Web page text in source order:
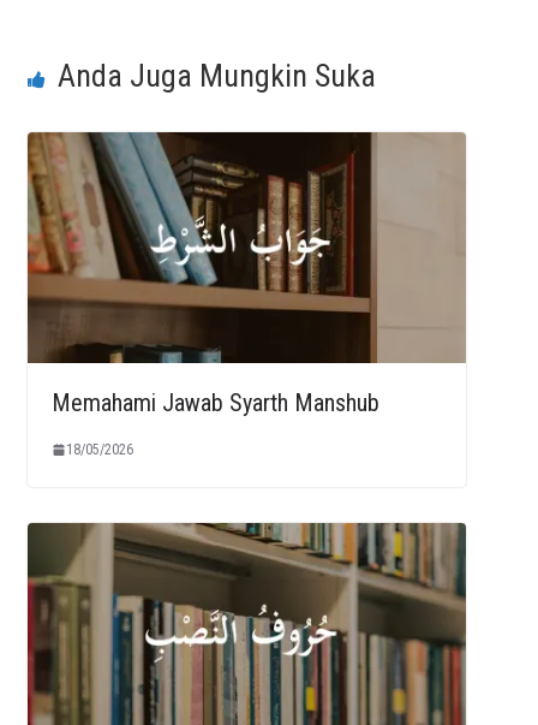
Anda Juga Mungkin Suka
Memahami Jawab Syarth Manshub
18/05/2026